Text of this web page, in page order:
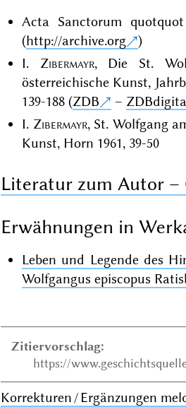
Acta Sanctorum
(http://archive.org
)
I. Zibermayr, Die St.
österreichische Kunst,
139-188 (ZDB –
I. Zibermayr, St. Wolfgang
Kunst, Horn 1961, 39-50
Literatur zum Autor –
Erwähnungen in
Leben und Legende des
Wolfgangus episcopus
Zitiervorschlag:
https://
Korrekturen / Ergänzungen